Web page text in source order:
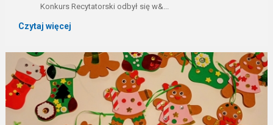
Konkurs Recytatorski odbył się w&...
Czytaj więcej